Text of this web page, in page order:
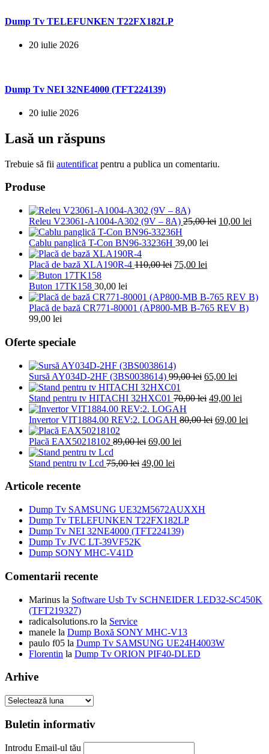
Dump Tv TELEFUNKEN T22FX182LP
20 iulie 2026
Dump Tv NEI 32NE4000 (TFT224139)
20 iulie 2026
Lasă un răspuns
Trebuie să fii autentificat pentru a publica un comentariu.
Produse
Releu V23061-A1004-A302 (9V – 8A) 25,00lei Prețul
10,00 lei
Cablu panglică T-Con BN96-33236H 39,00 lei
Placă de bază XLA190R-4 110,00lei Prețul
fost:
110,00 lei.
75,00 lei
75,00 lei.
Buton 17TK158 30,00 lei
Placă de bază CR771-80001 (AP800-MB B-765 REV B)
99,00 lei
Oferte speciale
Sursă AY034D-2HF (3BS0038614) 99,00lei Prețul
a
99,00 lei.
65,00 lei
este:
Stand pentru tv HITACHI 32HXC01 70,00lei Prețul
a
49,00 lei
este:
Invertor VIT1884.00 REV:2. LOGAH 80,00lei Prețul
69,00 lei
Placă EAX50218102 89,00lei Prețul
a
69,00 lei
Stand pentru tv Lcd 75,00lei Prețul
75,00 lei.
49,00 lei
Articole recente
Dump Tv SAMSUNG UE32M5672AUXXH
Dump Tv TELEFUNKEN T22FX182LP
Dump Tv NEI 32NE4000 (TFT224139)
Dump Tv JVC LT-39VF52K
Dump SONY MHC-V41D
Comentarii recente
Marinus la Software Usb Tv SCHNEIDER LED32-SC450K
(TFT219327)
radicalsolutions.ro la Service
manele la Dump Boxă SONY MHC-V13
paulo f05 la Dump Tv SAMSUNG UE24H4003W
Florentin la Dump Tv ORION PIF40-DLED
Arhive
Arhive
Buletin informativ
Introdu Email-ul tău